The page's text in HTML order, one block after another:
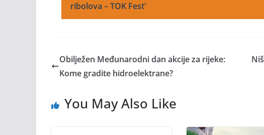
ribolova – TOK Fest'
Obilježen Međunarodni dan akcije za rijeke:
Kome gradite hidroelektrane?
You May Also Like